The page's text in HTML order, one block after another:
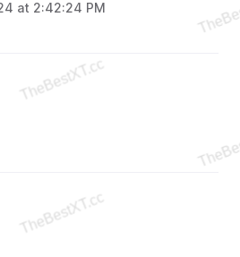
at 2:42:24 PM